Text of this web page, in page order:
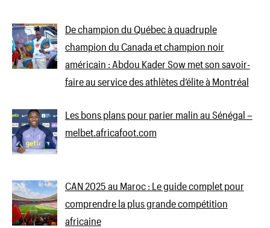
De champion du Québec à quadruple
champion du Canada et champion noir
américain : Abdou Kader Sow met son savoir-
faire au service des athlètes d’élite à Montréal
Les bons plans pour parier malin au Sénégal –
melbet.africafoot.com
CAN 2025 au Maroc : Le guide complet pour
comprendre la plus grande compétition
africaine